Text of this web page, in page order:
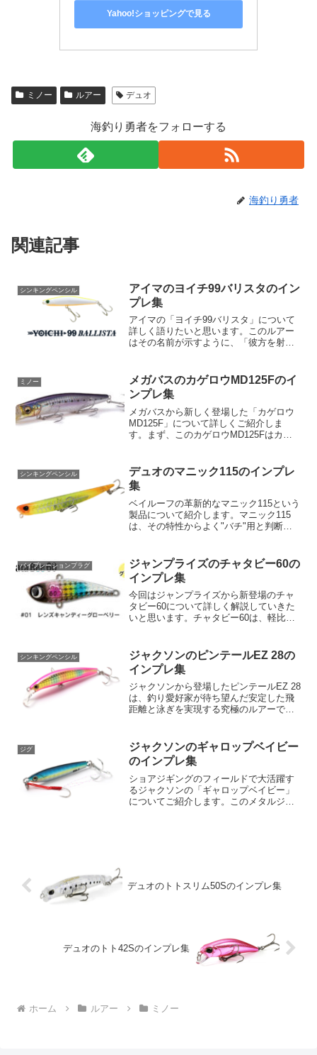
Yahoo!ショッピングで見る
ミノー ルアー デュオ
海釣り勇者をフォローする
海釣り勇者
関連記事
シンキングペンシル
アイマのヨイチ99バリスタのイン
プレ集
アイマの「ヨイチ99バリスタ」について
詳しく語りたいと思います。このルアー
はその名前が示すように、「彼方を射抜
でメタルジグに匹敵する驚異の飛距離を
誇ります。そのため...
ミノー
メガバスのカゲロウMD125Fのイ
ンプレ集
メガバスから新しく登場した「カゲロウ
MD125F」について詳しくご紹介しま
す。まず、このカゲロウMD125Fはカゲ
っています。独自のスポイラービル設計
により、最大0.8...
シンキングペンシル
デュオのマニック115のインプレ
集
ベイルーフの革新的なマニック115という
製品について紹介します。マニック115
は、その特性からよく"バチ"用と判断さ
そのため、あなたが追い求めているター
ゲットが何であろ...
バイブレーションプラグ
ジャンプライズのチャタビー60の
インプレ集
今回はジャンプライズから新登場のチャ
タビー60について詳しく解説していきた
いと思います。チャタビー60は、軽比重
実現しています。【チャタビー60の主な
特徴】全長60㎜...
シンキングペンシル
ジャクソンのピンテールEZ 28の
インプレ集
ジャクソンから登場したピンテールEZ 28
は、釣り愛好家が待ち望んだ安定した飛
距離と泳ぎを実現する究極のルアーで
らにその基本性能を強化しています。ピ
ンテールEZ 28は...
ジグ
ジャクソンのギャロップベイビー
のインプレ集
ショアジギングのフィールドで大活躍す
るジャクソンの「ギャロップベイビー」
についてご紹介します。このメタルジグ
デュオのトトスリム50Sのインプレ集
デュオのトト42Sのインプレ集
ホーム ルアー ミノー